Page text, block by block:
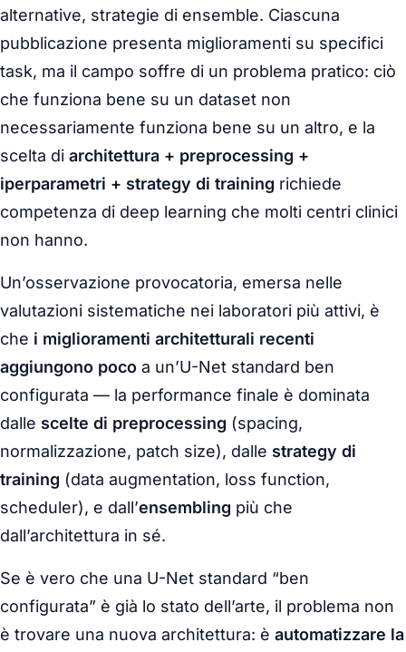
alternative, strategie di ensemble. Ciascuna
pubblicazione presenta miglioramenti su specifici
task, ma il campo soffre di un problema pratico: ciò
che funziona bene su un dataset non
necessariamente funziona bene su un altro, e la
scelta di architettura + preprocessing +
iperparametri + strategy di training richiede
competenza di deep learning che molti centri clinici
non hanno.
Un’osservazione provocatoria, emersa nelle
valutazioni sistematiche nei laboratori più attivi, è
che i miglioramenti architetturali recenti
aggiungono poco a un’U-Net standard ben
configurata — la performance finale è dominata
dalle scelte di preprocessing (spacing,
normalizzazione, patch size), dalle strategy di
training (data augmentation, loss function,
scheduler), e dall’ensembling più che
dall’architettura in sé.
Se è vero che una U-Net standard “ben
configurata” è già lo stato dell’arte, il problema non
è trovare una nuova architettura: è automatizzare la